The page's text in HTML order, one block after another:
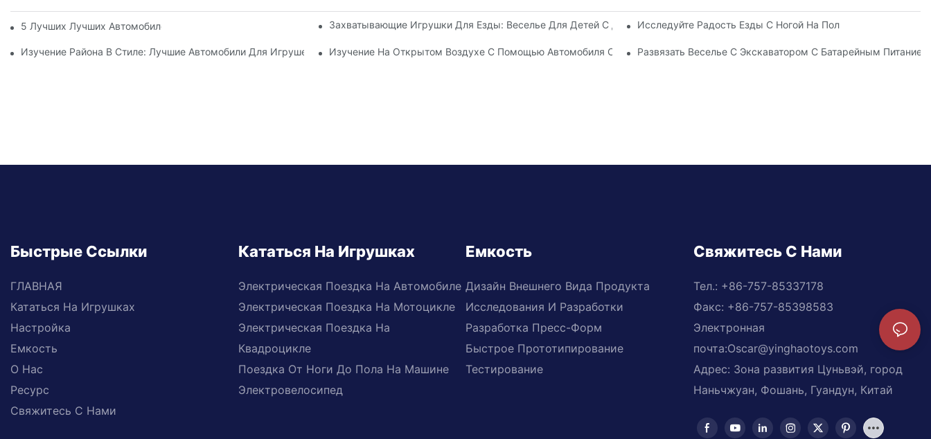
5 Лучших Лучших Автомобилей Для Малышей Для Малышей Захватывающие Игрушки Для Езды: Веселье Для Детей С Действием С Ног До Пола!Исследуйте Радость Езды С Ногой На Пол
Изучение Района В Стиле: Лучшие Автомобили Для Игрушек Для Детей.Изучение На Открытом Воздухе С Помощью Автомобиля С Подъездом:Развязать Веселье С Экскаватором С Батарейным Питанием
Быстрые Ссылки
ГЛАВНАЯ
Кататься На Игрушках
Настройка
Емкость
О Нас
Ресурс
Свяжитесь С Нами
Кататься На Игрушках
Электрическая Поездка На Автомобиле
Электрическая Поездка На Мотоцикле
Электрическая Поездка На
Квадроцикле
Поездка От Ноги До Пола На Машине
Электровелосипед
Емкость
Дизайн Внешнего Вида Продукта
Исследования И Разработки
Разработка Пресс-Форм
Быстрое Прототипирование
Тестирование
Свяжитесь С Нами
Тел.: +86-757-85337178
Факс: +86-757-85398583
Электронная
почта:Oscar@yinghaotoys.com
Адрес: Зона развития Цуньвэй, город
Наньчжуан, Фошань, Гуандун, Китай